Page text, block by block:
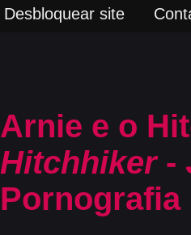
Desbloquear site
Arnie e o
Hitchhiker-
Pornografia